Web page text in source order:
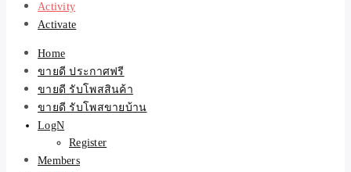
Activity
Activate
Home
ขายดี ประกาศฟรี
ขายดี รับโพสสินค้า
ขายดี รับโพสขายบ้าน
LogN
Register
Members